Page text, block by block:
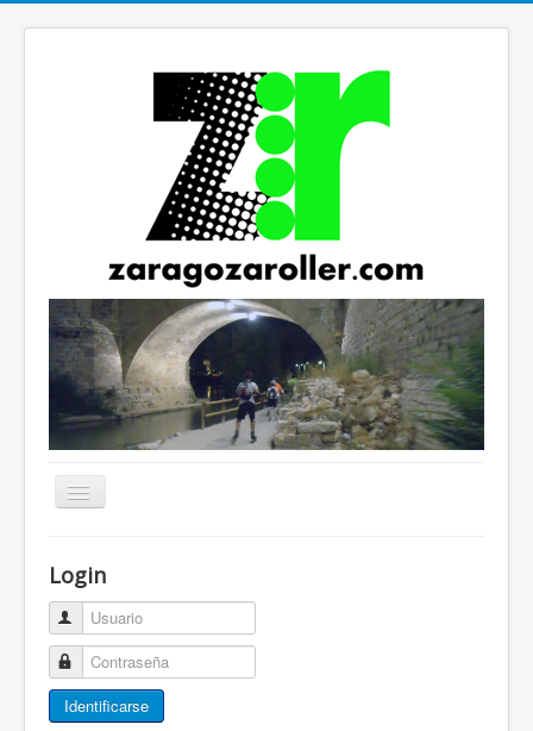
Cambiar
Patines Solidarios
¿Cómo asociarme? Ventajas
Movilidad en patines F.A.Q.
Login
Usuario
Contraseña
Identificarse